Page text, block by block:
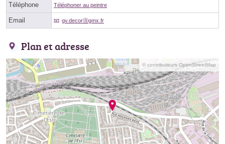
Téléphone Téléphoner au peintre
Email gv.decorⓐgmx.fr
Plan et adresse
© contributeurs OpenStreetMap